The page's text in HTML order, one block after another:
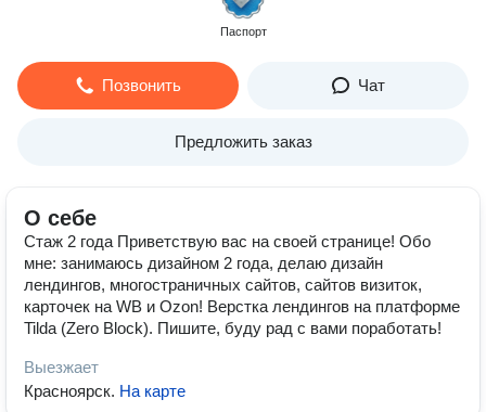
Паспорт
Позвонить Чат
Предложить заказ
О себе
Стаж 2 года Приветствую вас на своей странице! Обо
мне: занимаюсь дизайном 2 года, делаю дизайн
лендингов, многостраничных сайтов, сайтов визиток,
карточек на WB и Ozon! Верстка лендингов на платформе
Tilda (Zero Block). Пишите, буду рад с вами поработать!
Выезжает
Красноярск. На карте